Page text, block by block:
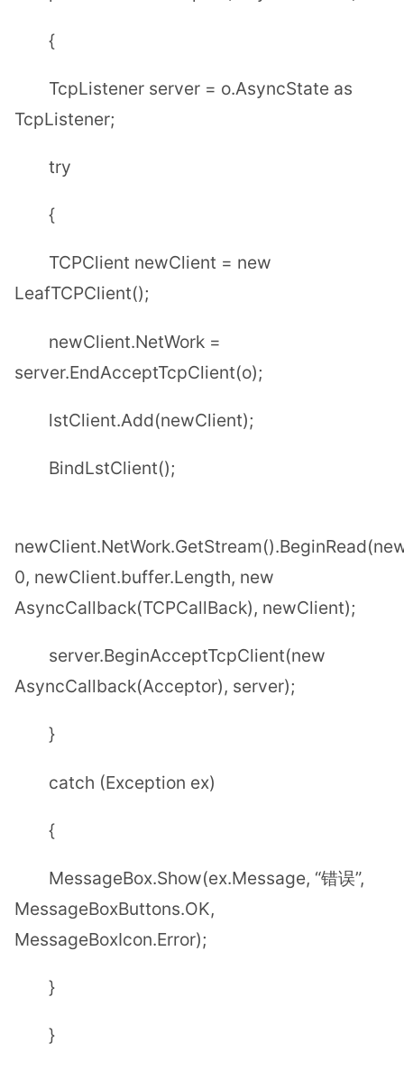
{
TcpListener server = o.AsyncState as
TcpListener;
try
{
TCPClient newClient = new
LeafTCPClient();
newClient.NetWork =
server.EndAcceptTcpClient(o);
lstClient.Add(newClient);
BindLstClient();
0, newClient.buffer.Length, new
AsyncCallback(TCPCallBack), newClient);
server.BeginAcceptTcpClient(new
AsyncCallback(Acceptor), server);
}
catch (Exception ex)
{
MessageBox.Show(ex.Message, “错误”,
MessageBoxButtons.OK,
MessageBoxIcon.Error);
}
}